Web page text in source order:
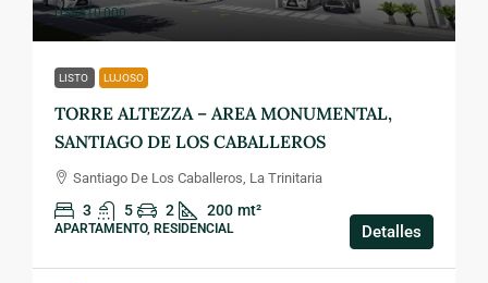
US$410,000
LISTO LUJOSO
TORRE ALTEZZA – AREA MONUMENTAL,
SANTIAGO DE LOS CABALLEROS
Santiago De Los Caballeros, La Trinitaria
3 5 2 200 mt²
APARTAMENTO, RESIDENCIAL Detalles